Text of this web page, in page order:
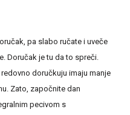
pa slabo ručate i uveče
Doručak je tu da to spreči.
doručkuju imaju manje
Zato, započnite dan
pecivom s